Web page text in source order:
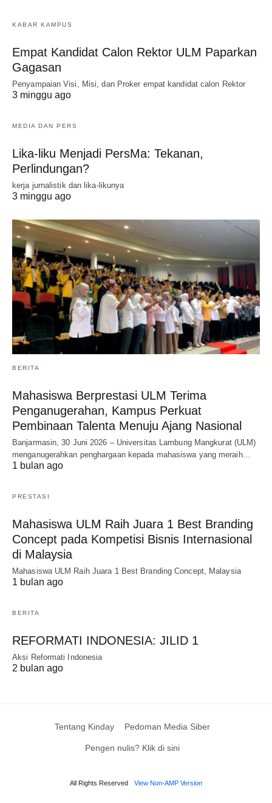
KABAR KAMPUS
Empat Kandidat Calon Rektor ULM Paparkan
Gagasan
Penyampaian Visi, Misi, dan Proker empat kandidat calon Rektor
3 minggu ago
MEDIA DAN PERS
Lika-liku Menjadi PersMa: Tekanan,
Perlindungan?
kerja jurnalistik dan lika-likunya
3 minggu ago
BERITA
Mahasiswa Berprestasi ULM Terima
Penganugerahan, Kampus Perkuat
Pembinaan Talenta Menuju Ajang Nasional
Banjarmasin, 30 Juni 2026 – Universitas Lambung Mangkurat (ULM)
menganugerahkan penghargaan kepada mahasiswa yang meraih…
1 bulan ago
PRESTASI
Mahasiswa ULM Raih Juara 1 Best Branding
Concept pada Kompetisi Bisnis Internasional
di Malaysia
Mahasiswa ULM Raih Juara 1 Best Branding Concept, Malaysia
1 bulan ago
BERITA
REFORMATI INDONESIA: JILID 1
Aksi Reformati Indonesia
2 bulan ago
Tentang Kinday Pedoman Media Siber
Pengen nulis? Klik di sini
All Rights Reserved View Non-AMP Version